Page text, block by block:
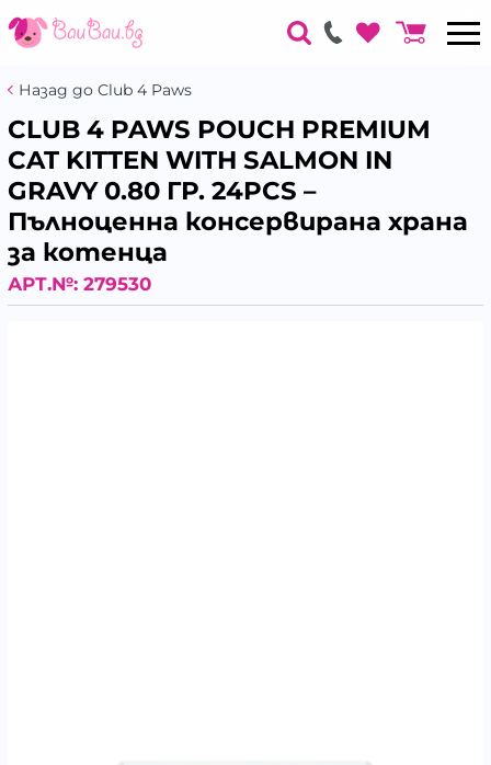
Назад до Club 4 Paws
CLUB 4 PAWS POUCH PREMIUM
CAT KITTEN WITH SALMON IN
GRAVY 0.80 ГР. 24PCS –
Пълноценна консервирана храна
за котенца
АРТ.№: 279530